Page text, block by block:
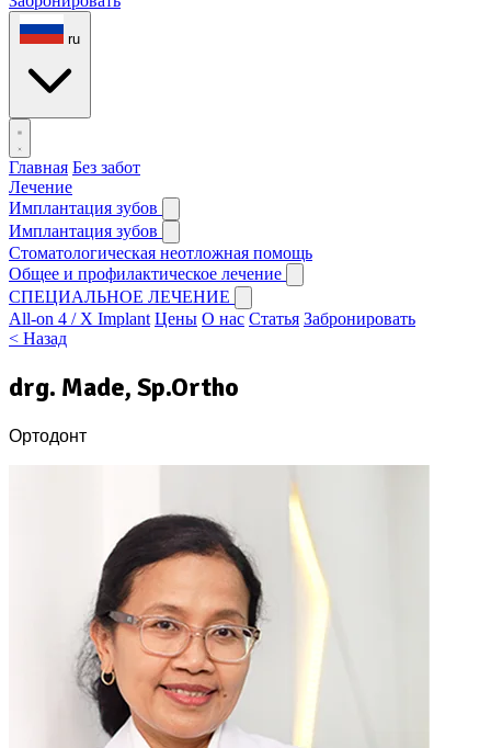
ru
Главная Без забот
Лечение
Имплантация зубов
Имплантация зубов
Стоматологическая неотложная помощь
Общее и профилактическое лечение
СПЕЦИАЛЬНОЕ ЛЕЧЕНИЕ
All-on 4 / X Implant Цены О нас Статья Забронировать
< Назад
drg. Made, Sp.Ortho
Ортодонт